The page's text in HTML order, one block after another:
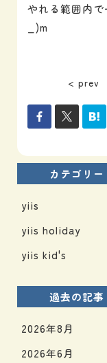
やれる範囲内で
_)m
< prev
カテゴリー
yiis
yiis holiday
yiis kid's
過去の記事
2026年8月
2026年6月